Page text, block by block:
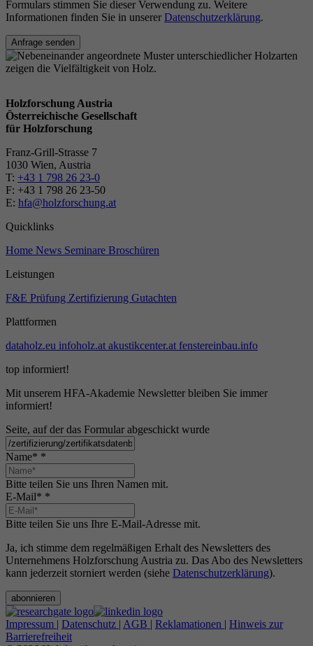
Formulars stimmen Sie dieser Verwendung zu. Weitere
Informationen finden Sie in unserer Datenschutzerklärung.
Anfrage senden
Holzforschung Austria
Österreichische Gesellschaft
für Holzforschung
Franz-Grill-Strasse 7
1030 Wien, Austria
T: +43 1 798 26 23-0
​​F: +43 1 798 26 23-50
E: hfa@holzforschung.at
Quicklinks
Home News Seminare Broschüren
Leistungen
F&E Prüfung Zertifizierung Gutachten
Plattformen
dataholz.eu infoholz.at akustikcenter.at fenstereinbau.info
top informiert!
Mit unserem HFA-Akademie Newsletter bleiben Sie immer
informiert!
Seite, auf der das Formular abgeschickt wurde
Name* *
Bitte teilen Sie uns Ihren Namen mit.
E-Mail* *
Bitte teilen Sie uns Ihre E-Mail-Adresse mit.
Ja, ich stimme dem regelmäßigen Erhalt des Newsletters des
Unternehmens Holzforschung Austria zu. Das Abo des Newsletters
kann jederzeit storniert werden (siehe Datenschutzerklärung).
abonnieren
Impressum | Datenschutz | AGB | Reklamationen | Hinweis zur
Barrierefreiheit